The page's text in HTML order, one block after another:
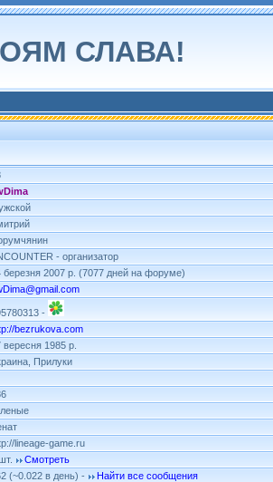
СЛАВА!
- организатор
березня 2007 р. (7077 дней на форуме)
-
bezrukova.com
вересня 1985 р.
Прилуки
lineage-game.ru
Смотреть
(~0.022 в день) -
Найти все сообщения